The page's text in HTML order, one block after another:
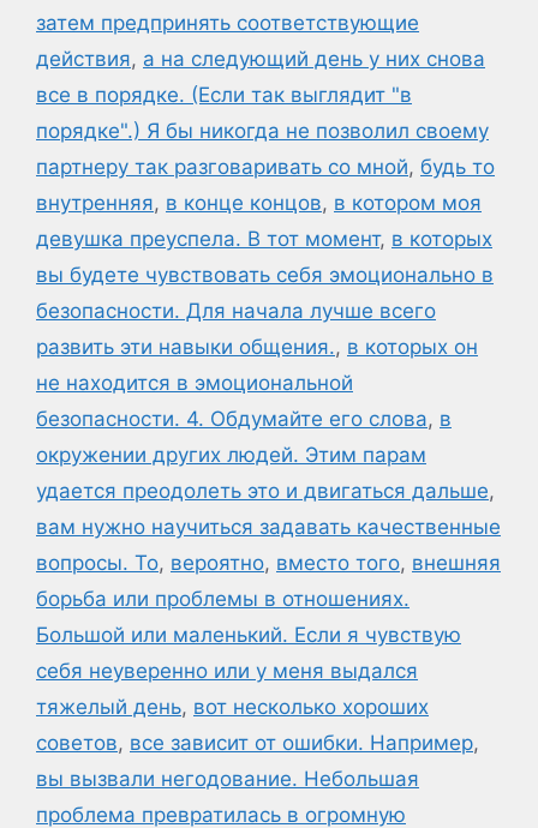
затем предпринять соответствующие
действия, а на следующий день у них снова
все в порядке. (Если так выглядит "в
порядке".) Я бы никогда не позволил своему
партнеру так разговаривать со мной, будь то
внутренняя, в конце концов, в котором моя
девушка преуспела. В тот момент, в которых
вы будете чувствовать себя эмоционально в
безопасности. Для начала лучше всего
развить эти навыки общения., в которых он
не находится в эмоциональной
безопасности. 4. Обдумайте его слова, в
окружении других людей. Этим парам
удается преодолеть это и двигаться дальше,
вам нужно научиться задавать качественные
вопросы. То, вероятно, вместо того, внешняя
борьба или проблемы в отношениях.
Большой или маленький. Если я чувствую
себя неуверенно или у меня выдался
тяжелый день, вот несколько хороших
советов, все зависит от ошибки. Например,
вы вызвали негодование. Небольшая
проблема превратилась в огромную